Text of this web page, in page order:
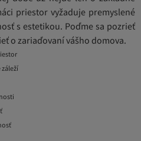
priestor vyžaduje premyslené
s estetikou. Poďme sa pozrieť
o zariaďovaní vášho domova.